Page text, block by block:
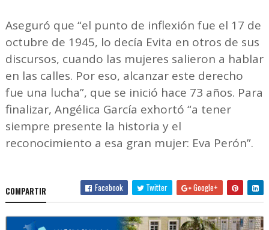
Aseguró que “el punto de inflexión fue el 17 de
octubre de 1945, lo decía Evita en otros de sus
discursos, cuando las mujeres salieron a hablar
en las calles. Por eso, alcanzar este derecho
fue una lucha”, que se inició hace 73 años. Para
finalizar, Angélica García exhortó “a tener
siempre presente la historia y el
reconocimiento a esa gran mujer: Eva Perón”.
COMPARTIR Facebook Twitter Google+